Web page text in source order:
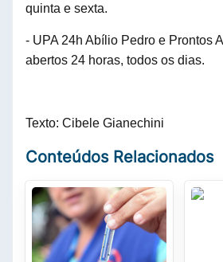
quinta e sexta.
- UPA 24h Abílio Pedro e Prontos
abertos 24 horas, todos os dias.
Texto: Cibele Gianechini
Conteúdos Relacionados